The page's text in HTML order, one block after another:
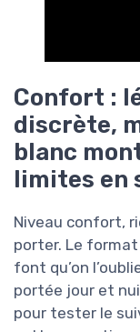
Confort :
discrète,
blanc
limites en
Niveau confort,
porter. Le format
font qu’on
portée jour et
pour tester le